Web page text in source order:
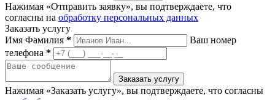
Нажимая «Отправить заявку», вы подтверждаете, что
согласны на обработку персональных данных
Заказать услугу
Имя Фамилия *
Ваш номер
телефона *
Нажимая «Заказать услугу», вы подтверждаете, что согласны